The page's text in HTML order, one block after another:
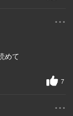
...
めて
7
...